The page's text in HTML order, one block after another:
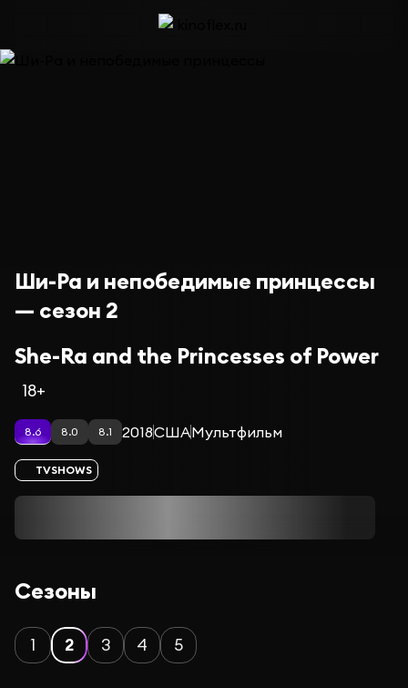
Ши-Ра и непобедимые принцессы
— сезон 2
She-Ra and the Princesses of Power
18+
8.6 8.0 8.1 2018СШАМультфильм
TVSHOWS
Сезоны
1 2 3 4 5